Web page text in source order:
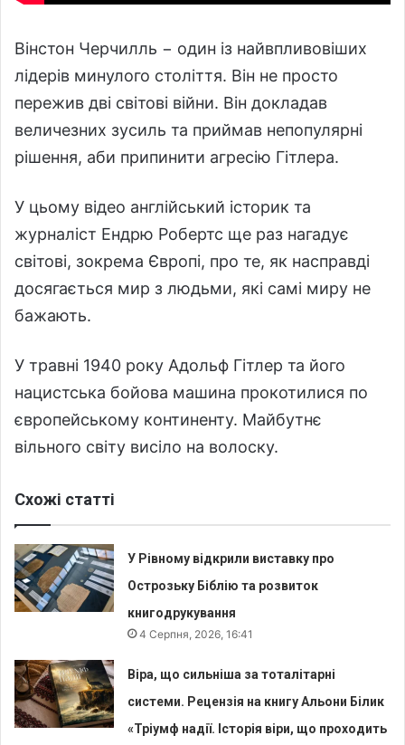
Вінстон Черчилль − один із найвпливовіших
лідерів минулого століття. Він не просто
пережив дві світові війни. Він докладав
величезних зусиль та приймав непопулярні
рішення, аби припинити агресію Гітлера.
У цьому відео англійський історик та
журналіст Ендрю Робертс ще раз нагадує
світові, зокрема Європі, про те, як насправді
досягається мир з людьми, які самі миру не
бажають.
У травні 1940 року Адольф Гітлер та його
нацистська бойова машина прокотилися по
європейському континенту. Майбутнє
вільного світу висіло на волоску.
Схожі статті
У Рівному відкрили виставку про
Острозьку Біблію та розвиток
книгодрукування
4 Серпня, 2026, 16:41
Віра, що сильніша за тоталітарні
системи. Рецензія на книгу Альони Білик
«Тріумф надії. Історія віри, що проходить